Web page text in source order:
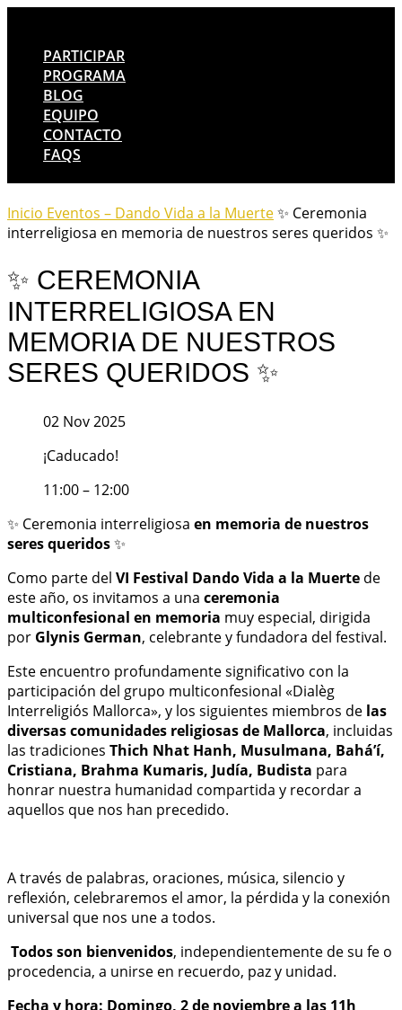
PARTICIPAR
PROGRAMA
BLOG
EQUIPO
CONTACTO
FAQS
Inicio Eventos – Dando Vida a la Muerte✨ Ceremonia
interreligiosa en memoria de nuestros seres queridos ✨
✨ CEREMONIA
INTERRELIGIOSA EN
MEMORIA DE NUESTROS
SERES QUERIDOS ✨
02 Nov 2025
¡Caducado!
11:00 – 12:00
✨ Ceremonia interreligiosa en memoria de nuestros
seres queridos✨
Como parte del VI Festival Dando Vida a la Muerte de
este año, os invitamos a una ceremonia
multiconfesional en memoria muy especial, dirigida
por Glynis German, celebrante y fundadora del festival.
Este encuentro profundamente significativo con la
participación del grupo multiconfesional «Dialèg
Interreligiós Mallorca», y los siguientes miembros de las
diversas comunidades religiosas de Mallorca, incluidas
las tradiciones Thich Nhat Hanh, Musulmana, Bahá’í,
Cristiana, Brahma Kumaris, Judía, Budista para
honrar nuestra humanidad compartida y recordar a
aquellos que nos han precedido.
A través de palabras, oraciones, música, silencio y
reflexión, celebraremos el amor, la pérdida y la conexión
universal que nos une a todos.
Todos son bienvenidos, independientemente de su fe o
procedencia, a unirse en recuerdo, paz y unidad.
Fecha y hora: Domingo, 2 de noviembre a las 11h